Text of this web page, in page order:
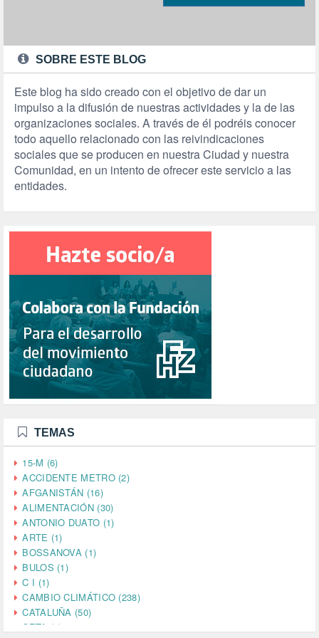
SOBRE ESTE BLOG
Este blog ha sido creado con el objetivo de dar un
impulso a la difusión de nuestras actividades y la de las
organizaciones sociales. A través de él podréis conocer
todo aquello relacionado con las reivindicaciones
sociales que se producen en nuestra Ciudad y nuestra
Comunidad, en un intento de ofrecer este servicio a las
entidades.
TEMAS
15-M (6)
ACCIDENTE METRO (2)
AFGANISTÁN (16)
ALIMENTACIÓN (30)
ANTONIO DUATO (1)
ARTE (1)
BOSSANOVA (1)
BULOS (1)
C I (1)
CAMBIO CLIMÁTICO (238)
CATALUÑA (50)
CETA (2)